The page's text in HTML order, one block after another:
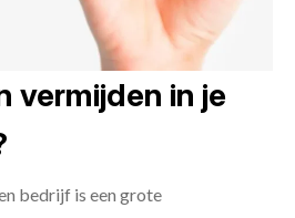
vermijden in je
bedrijf is een grote